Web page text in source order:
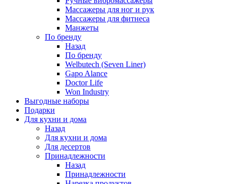
Массажеры для ног и рук
Массажеры для фитнеса
Манжеты
По бренду
Назад
По бренду
Welbutech (Seven Liner)
Gapo Alance
Doctor Life
Won Industry
Выгодные наборы
Подарки
Для кухни и дома
Назад
Для кухни и дома
Для десертов
Принадлежности
Назад
Принадлежности